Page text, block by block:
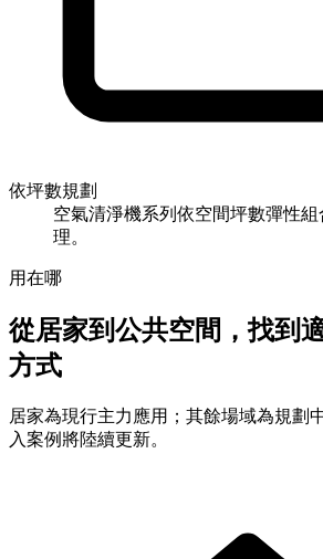
依坪數規劃
空氣清淨機系列依空間坪數彈性
理。
用在哪
從居家到公共空間，找到
方式
居家為現行主力應用；其餘場域為規劃
入案例將陸續更新。